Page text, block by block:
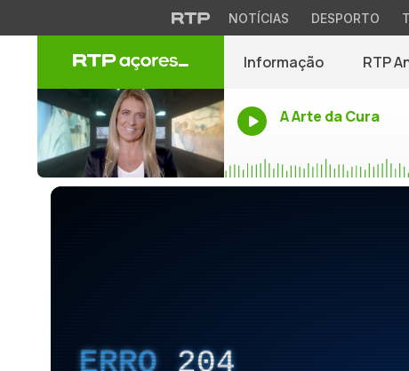
NOTÍCIAS DESPORTO
Informação RTP
A Arte da Cura
ERRO 204